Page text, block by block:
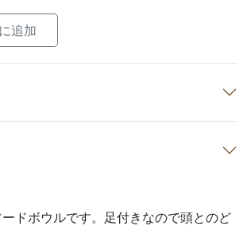
追加
ドボウルです。足付きなので頭とのど